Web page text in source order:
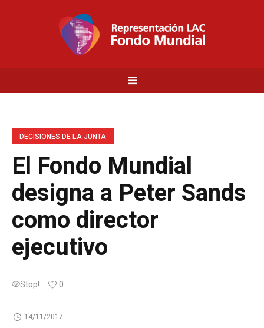
DECISIONES DE LA JUNTA
El Fondo Mundial
designa a Peter Sands
como director
ejecutivo
Stop! 0
14/11/2017